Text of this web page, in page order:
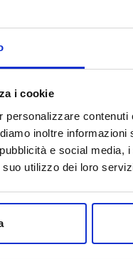
i cookie
personalizzare
inoltre
e social media,
utilizzo dei loro